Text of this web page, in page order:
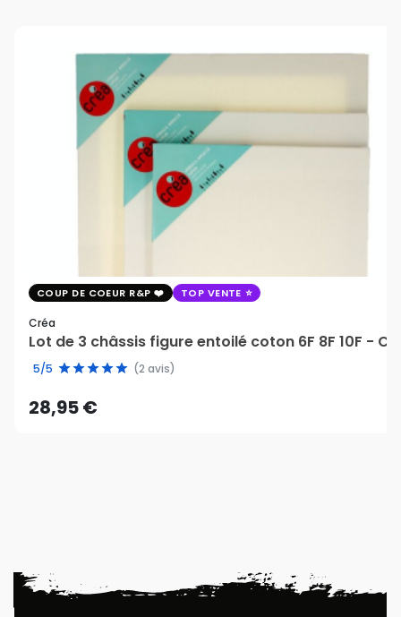
COUP DE COEUR R&P TOP VENTE
Créa
Lot de 3 châssis figure entoilé coton 6F 8F 10F -
5/5 (2 avis)
28,95 €